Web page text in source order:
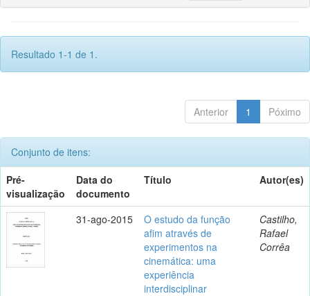
Resultado 1-1 de 1.
Anterior 1 Póximo
Conjunto de itens:
Pré-
visualização
Data do
documento
Título Autor(es)
31-ago-2015
O estudo da função
afim através de
experimentos na
cinemática: uma
experiência
interdisciplinar
Castilho,
Rafael
Corrêa